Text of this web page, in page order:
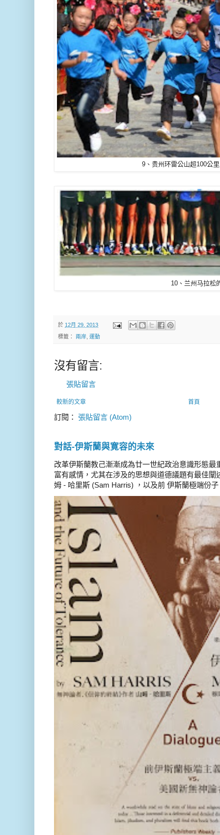
9、贵州环雷公山超100公
10、兰州马拉松
於 12月 29, 2013
標籤： 兩岸, 運動
沒有留言:
張貼留言
較新的文章 首頁
訂閱： 張貼留言 (Atom)
對話-伊斯蘭與寛容的未來
改革伊斯蘭教己漸漸成為廿一世紀政治意識形態
富有感情，尤其在涉及的思想與道德議題有最佳
姆 - 哈里斯 (Sam Harris) ，以及前 伊斯蘭極端份